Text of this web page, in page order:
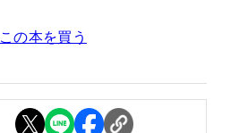
この本を買う